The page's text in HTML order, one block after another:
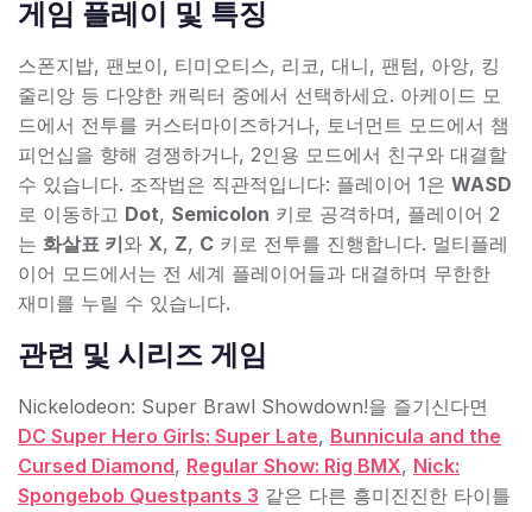
게임 플레이 및 특징
스폰지밥, 팬보이, 티미오티스, 리코, 대니, 팬텀, 아앙, 킹
줄리앙 등 다양한 캐릭터 중에서 선택하세요. 아케이드 모
드에서 전투를 커스터마이즈하거나, 토너먼트 모드에서 챔
피언십을 향해 경쟁하거나, 2인용 모드에서 친구와 대결할
수 있습니다. 조작법은 직관적입니다: 플레이어 1은 WASD
로 이동하고 Dot, Semicolon 키로 공격하며, 플레이어 2
는 화살표 키와 X, Z, C 키로 전투를 진행합니다. 멀티플레
이어 모드에서는 전 세계 플레이어들과 대결하며 무한한
재미를 누릴 수 있습니다.
관련 및 시리즈 게임
Nickelodeon: Super Brawl Showdown!을 즐기신다면
DC Super Hero Girls: Super Late, Bunnicula and the
Cursed Diamond, Regular Show: Rig BMX, Nick:
Spongebob Questpants 3 같은 다른 흥미진진한 타이틀